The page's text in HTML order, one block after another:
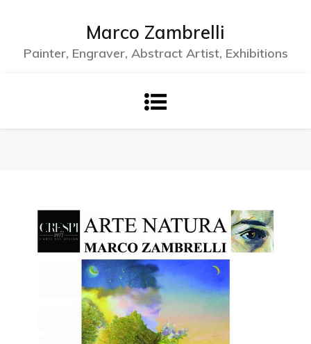
content
Marco Zambrelli
Painter, Engraver, Abstract Artist, Exhibitions